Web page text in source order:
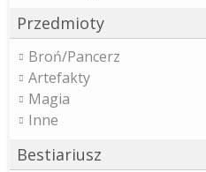
Przedmioty
Broń/Pancerz
Artefakty
Magia
Inne
Bestiariusz